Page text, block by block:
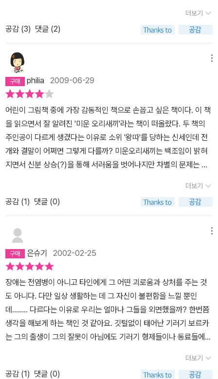
글보다 그림이 더 많은이야기를 담고 있는 것이 한 특징이다. 따라서
어린 독자의 눈길을 잡아 끄는 것도 역시 그림이다. 하지만 이 책은 아
이들의 눈길을 잡아 끌지도 붙잡아 두지도 못한다. 또한 이야기에 빠
져들기도 어렵고 집중하는 시간도 짧다. 왜 그럴까 따져보니, 보르카
를 제외한 등장인물의 이름이 귀에 낯설고 입에 올리기도 어렵기 때
문일거라 생각됐다.게다가 매끄럽지 못한 번역, 우리말 어순에 맞지
않는 문장이 간간이 눈에 띈다. 출판된지 10년도 넘었으니 번역을 다
듬어서 개정판으로 나왔으면 좋겠다.그림으로 이야기를 들려주는 그
림책의 특성에 맞게 세심하게 살펴보자. 검은선으로 굵게 처리된 그
림이 강하고 거칠게 느껴진다. 보르카가 부딪혀야 할 세상이 이렇게
거칠고 험하다는 것을 보여주는 것이리라. 부모형제의 사랑을 받으며
곱게 자라야 할 보르카는, 남들과달리 깃털없이태어났기에 따가운 눈
총을 피할 수 없다. 깃털이 없는 것말고는 아무 이상이 없는데도 함께
어울리지 못하고 놀림거리가 된다. 포근한 깃털처럼 회색실로 털옷을
역할보다 더 중요한 일이 있을까? 아이가 부르면 달려가서 안아주고
놀아줘야 하는데, 엄마는 바쁘다고 혼자 놀아라 방치하는 경우가 있
으니 플럼스터 부인과 다를바가 없다.혼자 갈대밭에 들어가 엉엉 우
는 보르카가 우리 아이의 모습은 아닐까 돌아보게 한다. 바쁜 일상에
아이를 소홀히 하여 울게 하지 않는지, 엄마에게 하고 싶은 말을 못해
끙끙 앓는 일은 없는지 세심한 보살핌으로 키워야 한다. 보르카가 수
업에 빠지거나 겨울여행에 빠졌어도 알아채지 못한 부모라면 온전하
게 돌봤다고 할 수 없을 것이다. 부모의 따뜻한 보살핌을 받지 못한 보
따뜻한 온실이 아닐진대 이 일을 어쩔거나?보르카, 눈물만 흘려서는
안돼! 자~ 온통 회색빛으로 보슬보슬 비까지 내리는 바닷가의 풍경은
더보기
공감 (3) 댓글 (2)
philia 2009-06-29
어린이 그림책 중에 가장 감동적인 책으로 손꼽고 싶은 책이다. 이 책
을 읽으면서 잘 알려진 '미운 오리새끼'라는 책이 떠올랐다. 두 책의
주인공이 다르게 생겼다는 이유로 소위 '왕따'를 당하는 신세인데 전
개와 결말이 어쩌면 그렇게 다를까? 미운오리새끼는 백조임이 밝혀
지면서 신분 상승(?)을 통해 서러움을 벗어나지만 차별의 문제는 여
서러움을 준 기러기들 뿐 아니라 따뜻하게 받아준 개 파울러와 선장
아저씨 그리고 '큐 가든'의 다른 기러기 친구들이 있었다. 특별한 동정
심이 아닌 그냥 보통의 친구처럼 말이다.인상적인 인물은선장아저씨
다. 선장아저씨는 '우리하고 가려면 뱃삯만큼 일을 해야지.'라고 단호
히 말한다. 보르카는 부리로 밧줄을 감고 배 바닥을 청소하는 일을 맡
는다. 일을 하고나면 맛난 음식을 듬뿍 받는다. 도움을 받지만 비참함
을 느끼며 도움을 받는 것이 아니다. 바로 이런 점 때문에 이 책이 감
동적이다.그림만으로도 흥미롭고 따뜻하다. 그런데 출판사에서 실수
를 했다. 내가 산 책은 2009년 5월에 47쇄 째 찍어낸 책같은데 마지
막 장 마지막 행에서 '앗! 이런 실수를.'하고 안타까운 한숨을 내쉴 수
밖에 없었으니. '어딘가 다른 기러기를 보게 될 것예요.'라는 이 대목 .
'거예요.'나 '것이에요.'라고 해야 할 것을. 오자다
더보기
공감 (1) 댓글 (0)
은슈기 2002-02-25
장애는 전염병이 아니고 타인에게 그 어떤 괴로움과 상처를 주는 것
도 아니다. 다만 일상 생활하는 데 그 자신이 불편함을 느낄 뿐인
데........ 다르다는 이유로 우리는 얼마나 그들을 외면했을까? 한번쯤
생각을 해보게 하는 책인 것 같아요. 깃털없이 태어난 기러기 보르카
는 그의 출생이 그의 잘못이 아님에도 기러기 형제들이나 동료들에게
피해 혼자만의 공간을 만들고 그러면서 수영하는 법이나 나는법을 배
더보기
공감 (1) 댓글 (0)